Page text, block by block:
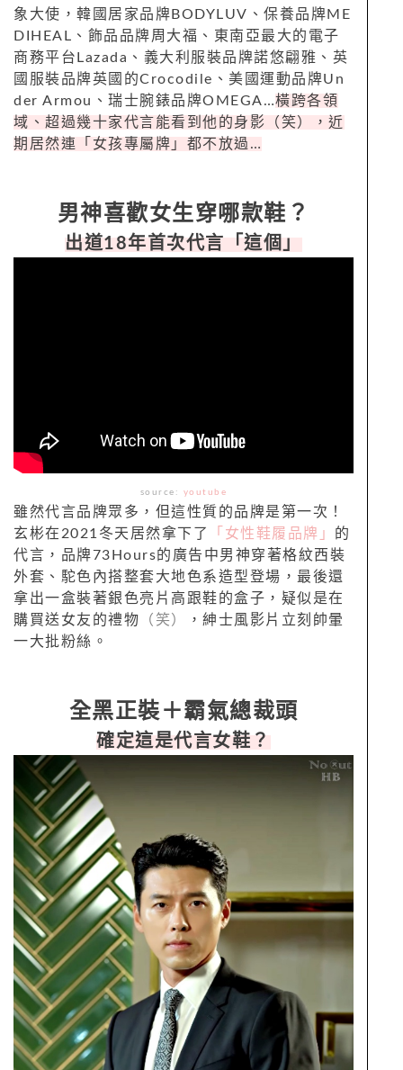
象大使，韓國居家品牌BODYLUV、保養品牌ME
DIHEAL、飾品品牌周大福、東南亞最大的電子
商務平台Lazada、義大利服裝品牌諾悠翩雅、英
國服裝品牌英國的Crocodile、美國運動品牌Un
der Armou、瑞士腕錶品牌OMEGA…橫跨各領
域、超過幾十家代言能看到他的身影（笑），近
期居然連「女孩專屬牌」都不放過…
男神喜歡女生穿哪款鞋？
出道18年首次代言「這個」
source: youtube
雖然代言品牌眾多，但這性質的品牌是第一次！
玄彬在2021冬天居然拿下了
「女性鞋履品牌」
的
代言，品牌73Hours的廣告中男神穿著格紋西裝
外套、駝色內搭整套大地色系造型登場，最後還
拿出一盒裝著銀色亮片高跟鞋的盒子，疑似是在
購買送女友的禮物 （笑）
，紳士風影片立刻帥暈
一大批粉絲。
全黑正裝＋霸氣總裁頭
確定這是代言女鞋？